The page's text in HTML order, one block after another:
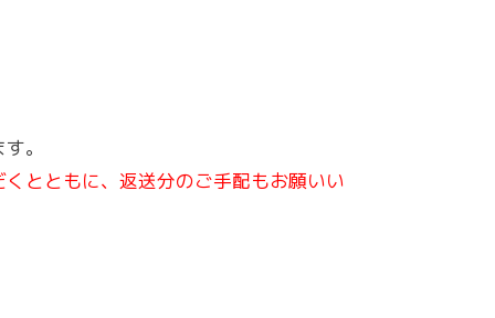
。
とともに、返送分のご手配もお願いい